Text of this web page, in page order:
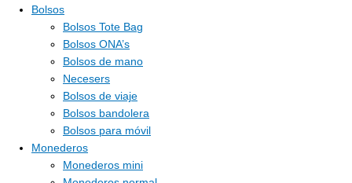
Bolsos
Bolsos Tote Bag
Bolsos ONA’s
Bolsos de mano
Necesers
Bolsos de viaje
Bolsos bandolera
Bolsos para móvil
Monederos
Monederos mini